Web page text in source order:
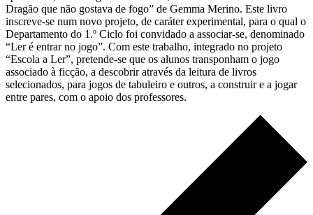
Dragão que não gostava de fogo” de Gemma Merino. Este livro
inscreve-se num novo projeto, de caráter experimental, para o qual o
Departamento do 1.º Ciclo foi convidado a associar-se, denominado
“Ler é entrar no jogo”. Com este trabalho, integrado no projeto
“Escola a Ler”, pretende-se que os alunos transponham o jogo
associado à ficção, a descobrir através da leitura de livros
selecionados, para jogos de tabuleiro e outros, a construir e a jogar
entre pares, com o apoio dos professores.